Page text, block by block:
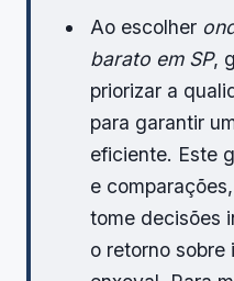
Ao escolher
barato em SP,
priorizar a
para garantir
eficiente. Este
e
tome decisões
o retorno sobre